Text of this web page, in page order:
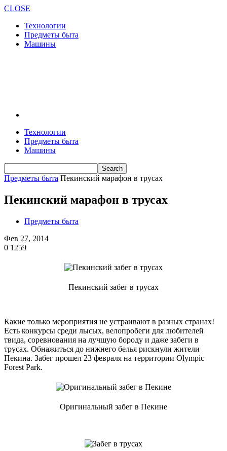
CLOSE
Технологии
Предметы быта
Машины
Технологии
Предметы быта
Машины
Предметы быта Пекинский марафон в трусах
Пекинский марафон в трусах
Предметы быта
Фев 27, 2014
0 1259
Пекинский забег в трусах
Какие только мероприятия не устраивают в разных странах!
Есть конкурсы среди лысых, велопробеги для любителей
твида, соревнования на лучшую бороду и даже забеги в
трусах. Обнажиться до нижнего белья рискнули жители
Пекина. Забег прошел 23 февраля на территории Olympic
Forest Park.
Оригинальный забег в Пекине